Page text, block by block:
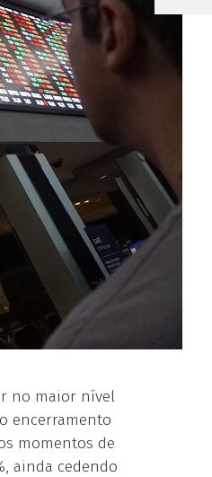
no maior nível
encerramento
momentos de
ainda cedendo